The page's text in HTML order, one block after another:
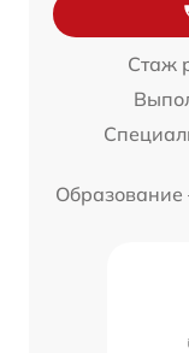
Стаж
Образование